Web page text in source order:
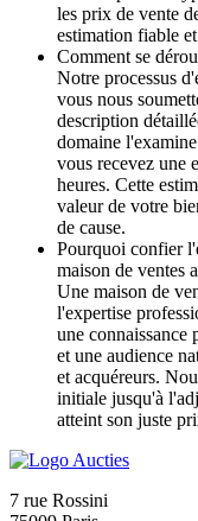
les prix de vente
estimation fiable
Comment se
Notre processus
vous nous
description
domaine
vous recevez une
heures. Cette
valeur de votre
de cause.
Pourquoi confier
maison de ventes
Une maison de
l'expertise
une connaissance
et une audience
et acquéreurs.
initiale jusqu'à
atteint son juste
7 rue Rossini